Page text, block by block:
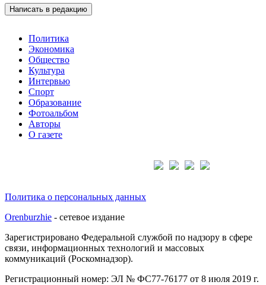
Написать в редакцию
Политика
Экономика
Общество
Культура
Интервью
Спорт
Образование
Фотоальбом
Авторы
О газете
Политика о персональных данных
Orenburzhie - сетевое издание
Зарегистрировано Федеральной службой по надзору в сфере
связи, информационных технологий и массовых
коммуникаций (Роскомнадзор).
Регистрационный номер: ЭЛ № ФС77-76177 от 8 июля 2019 г.